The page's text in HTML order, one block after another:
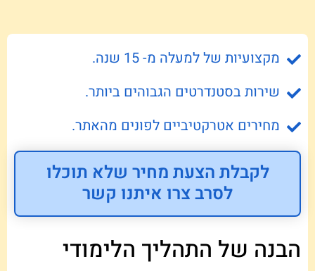
מקצועיות של למעלה מ- 15 שנה.
שירות בסטנדרטים הגבוהים ביותר.
מחירים אטרקטיביים לפונים מהאתר.
לקבלת הצעת מחיר שלא תוכלו
לסרב צרו איתנו קשר
הבנה של התהליך הלימודי